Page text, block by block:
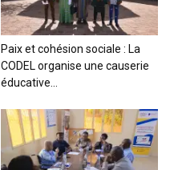
Paix et cohésion sociale : La
CODEL organise une causerie
éducative...